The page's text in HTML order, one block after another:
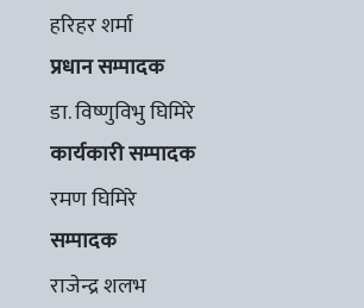
हरिहर शर्मा
प्रधान सम्पादक
डा. विष्णुविभु घिमिरे
कार्यकारी सम्पादक
रमण घिमिरे
सम्पादक
राजेन्द्र शलभ